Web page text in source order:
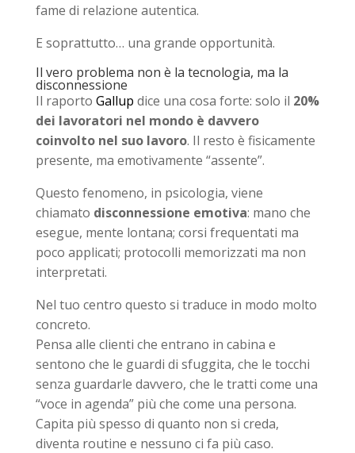
fame di relazione autentica.
E soprattutto… una grande opportunità.
Il vero problema non è la tecnologia, ma la
disconnessione
Il raporto Gallup dice una cosa forte: solo il 20%
dei lavoratori nel mondo è davvero
coinvolto nel suo lavoro. Il resto è fisicamente
presente, ma emotivamente “assente”.
Questo fenomeno, in psicologia, viene
chiamato disconnessione emotiva: mano che
esegue, mente lontana; corsi frequentati ma
poco applicati; protocolli memorizzati ma non
interpretati.
Nel tuo centro questo si traduce in modo molto
concreto.
Pensa alle clienti che entrano in cabina e
sentono che le guardi di sfuggita, che le tocchi
senza guardarle davvero, che le tratti come una
“voce in agenda” più che come una persona.
Capita più spesso di quanto non si creda,
diventa routine e nessuno ci fa più caso.